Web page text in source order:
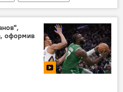
оформив